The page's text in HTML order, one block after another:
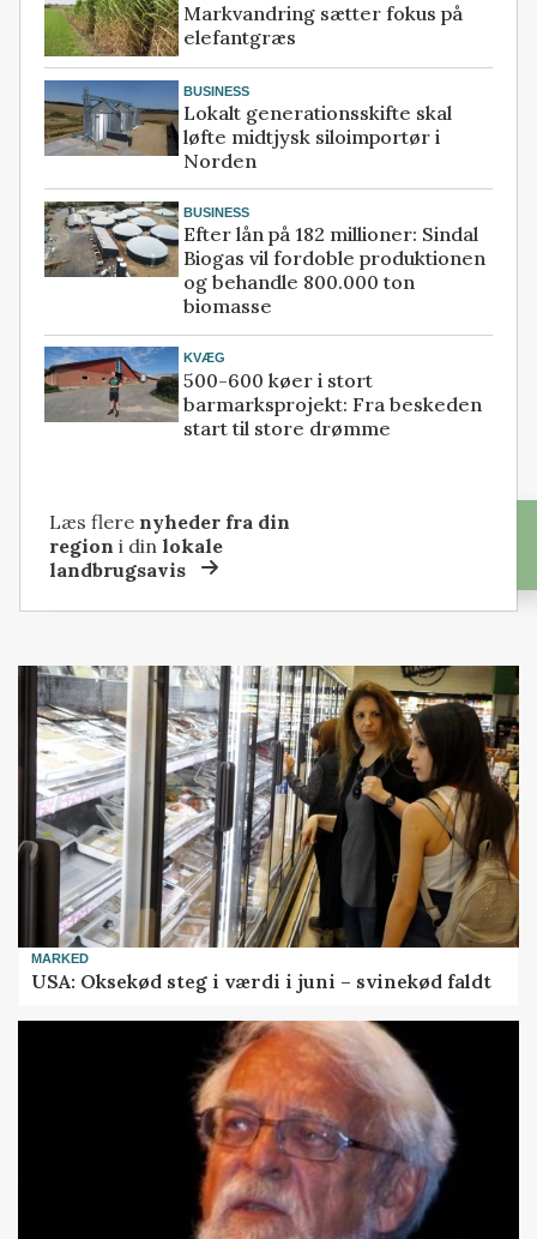
Markvandring sætter fokus på
elefantgræs
BUSINESS
Lokalt generationsskifte skal
løfte midtjysk siloimportør i
Norden
BUSINESS
Efter lån på 182 millioner: Sindal
Biogas vil fordoble produktionen
og behandle 800.000 ton
biomasse
KVÆG
500-600 køer i stort
barmarksprojekt: Fra beskeden
start til store drømme
Læs flerenyheder fra din
regioni dinlokale
USA: Oksekød steg i værdi i juni – svinekød faldt